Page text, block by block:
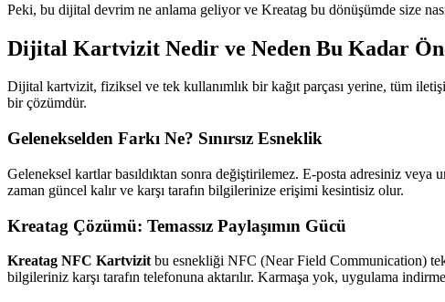
Peki, bu dijital devrim ne anlama geliyor ve Kreatag bu dönüşümde size
Dijital Kartvizit Nedir ve Neden Bu Kadar
Dijital kartvizit, fiziksel ve tek kullanımlık bir kağıt parçası yerine, tüm
bir çözümdür.
Gelenekselden Farkı Ne? Sınırsız Esneklik
Geleneksel kartlar basıldıktan sonra değiştirilemez. E-posta adresiniz
zaman güncel kalır ve karşı tarafın bilgilerinize erişimi kesintisiz olur.
Kreatag Çözümü: Temassız Paylaşımın Gücü
Kreatag NFC Kartvizit bu esnekliği NFC (Near Field Communication)
bilgileriniz karşı tarafın telefonuna aktarılır. Karmaşa yok, uygulama